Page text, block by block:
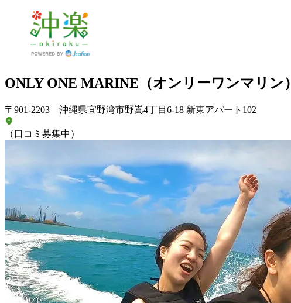
ONLY ONE MARINE（オンリーワンマリン）
〒901-2203 沖縄県宜野湾市野嵩4丁目6-18 新東アパート102
（口コミ募集中）